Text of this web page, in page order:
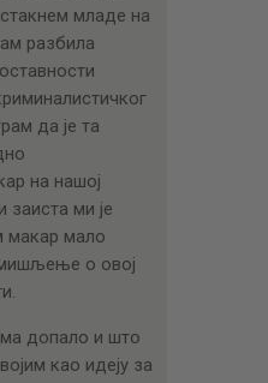
младе на
разбила
да је та
на нашој
заиста ми је
макар мало
о овој
допало и што
као идеју за